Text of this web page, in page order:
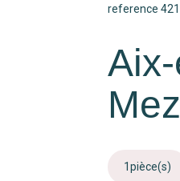
reference
1pièce(s)